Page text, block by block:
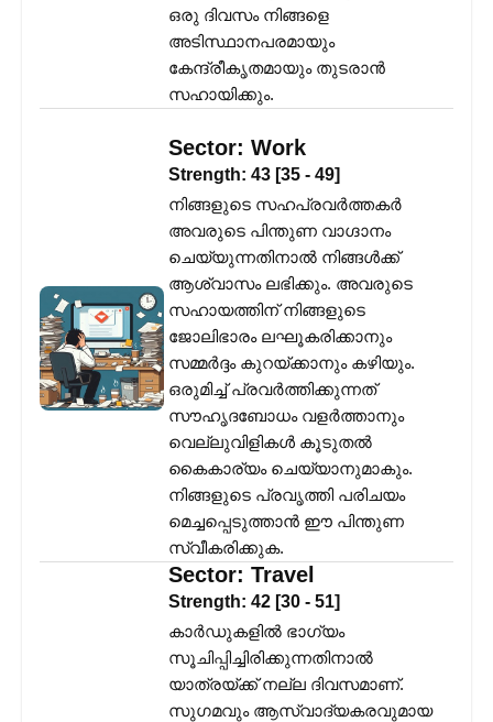
ഒരു ദിവസം നിങ്ങളെ
അടിസ്ഥാനപരമായും
കേന്ദ്രീകൃതമായും തുടരാൻ
സഹായിക്കും.
Sector: Work
Strength: 43 [35 - 49]
നിങ്ങളുടെ സഹപ്രവർത്തകർ
അവരുടെ പിന്തുണ വാഗ്ദാനം
ചെയ്യുന്നതിനാൽ നിങ്ങൾക്ക്
ആശ്വാസം ലഭിക്കും. അവരുടെ
സഹായത്തിന് നിങ്ങളുടെ
ജോലിഭാരം ലഘൂകരിക്കാനും
സമ്മർദ്ദം കുറയ്ക്കാനും കഴിയും.
ഒരുമിച്ച് പ്രവർത്തിക്കുന്നത്
സൗഹൃദബോധം വളർത്താനും
വെല്ലുവിളികൾ കൂടുതൽ
കൈകാര്യം ചെയ്യാനുമാകും.
നിങ്ങളുടെ പ്രവൃത്തി പരിചയം
മെച്ചപ്പെടുത്താൻ ഈ പിന്തുണ
സ്വീകരിക്കുക.
Sector: Travel
Strength: 42 [30 - 51]
കാർഡുകളിൽ ഭാഗ്യം
സൂചിപ്പിച്ചിരിക്കുന്നതിനാൽ
യാത്രയ്ക്ക് നല്ല ദിവസമാണ്.
സുഗമവും ആസ്വാദ്യകരവുമായ